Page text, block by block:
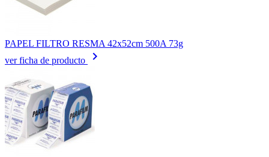
PAPEL FILTRO RESMA 42x52cm 500A 73g
ver ficha de producto
keyboard_arrow_right